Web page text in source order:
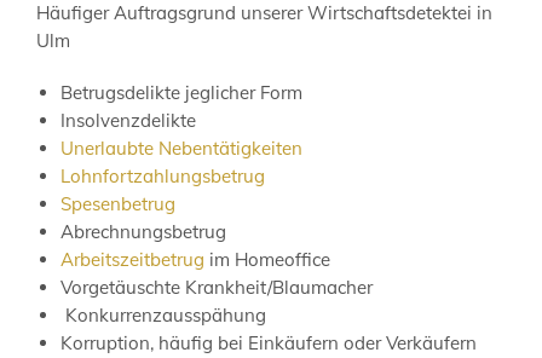
Häufiger Auftragsgrund unserer Wirtschaftsdetektei in
Ulm
Betrugsdelikte jeglicher Form
Insolvenzdelikte
Unerlaubte Nebentätigkeiten
Lohnfortzahlungsbetrug
Spesenbetrug
Abrechnungsbetrug
Arbeitszeitbetrug im Homeoffice
Vorgetäuschte Krankheit/Blaumacher
Konkurrenzausspähung
Korruption, häufig bei Einkäufern oder Verkäufern